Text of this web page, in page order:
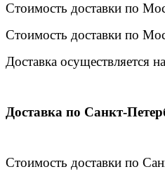
Стоимость доставки по
Стоимость доставки по
Доставка осуществляется
Доставка по Санкт-
Стоимость доставки по